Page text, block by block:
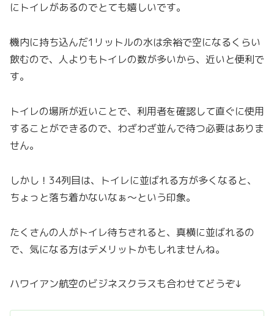
にトイレがあるのでとても嬉しいです。
機内に持ち込んだ1リットルの水は余裕で空になるくらい
飲むので、人よりもトイレの数が多いから、近いと便利で
す。
トイレの場所が近いことで、利用者を確認して直ぐに使用
することができるので、わざわざ並んで待つ必要はありま
せん。
しかし！34列目は、トイレに並ばれる方が多くなると、
ちょっと落ち着かないなぁ〜という印象。
たくさんの人がトイレ待ちされると、真横に並ばれるの
で、気になる方はデメリットかもしれませんね。
ハワイアン航空のビジネスクラスも合わせてどうぞ↓